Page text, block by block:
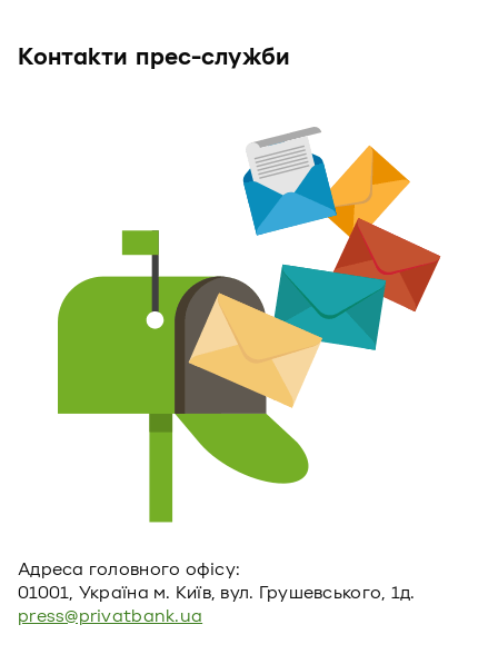
Контакти прес-служби
Адреса головного офiсу:
01001, Україна м. Київ, вул. Грушевського, 1д.
press@privatbank.ua